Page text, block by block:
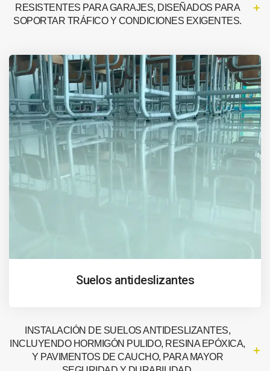
RESISTENTES PARA GARAJES, DISEÑADOS PARA
SOPORTAR TRÁFICO Y CONDICIONES EXIGENTES.
Suelos antideslizantes
INSTALACIÓN DE SUELOS ANTIDESLIZANTES,
INCLUYENDO HORMIGÓN PULIDO, RESINA EPÓXICA,
Y PAVIMENTOS DE CAUCHO, PARA MAYOR